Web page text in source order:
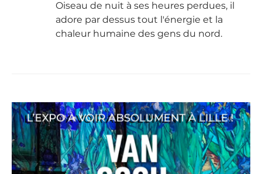
Oiseau de nuit à ses heures perdues, il
adore par dessus tout l'énergie et la
chaleur humaine des gens du nord.